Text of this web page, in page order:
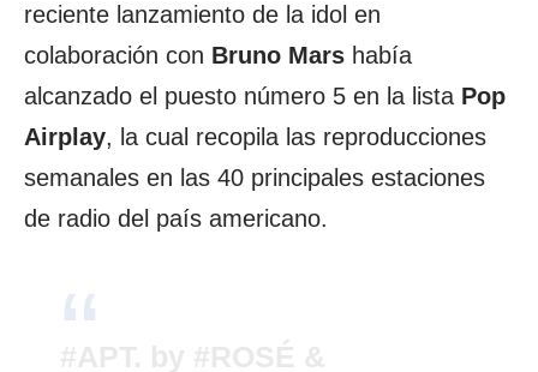
reciente lanzamiento de la idol en
colaboración con Bruno Mars había
alcanzado el puesto número 5 en la lista Pop
Airplay, la cual recopila las reproducciones
semanales en las 40 principales estaciones
de radio del país americano.